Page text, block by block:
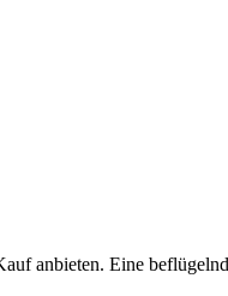
anbieten. Eine